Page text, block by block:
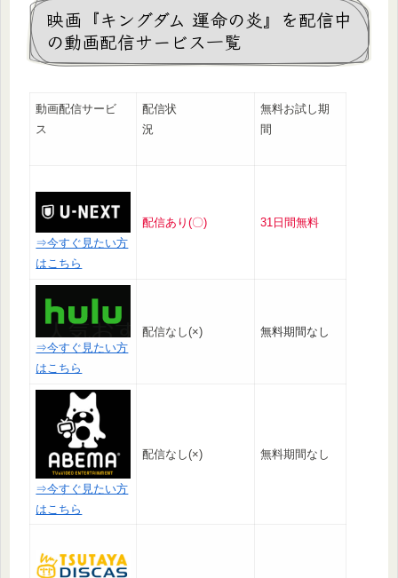
映画『キングダム 運命の炎』を配信中
の動画配信サービス一覧
動画配信サービ
ス
配信状
況
無料お試し期
間
⇒今すぐ見たい方
はこちら
配信あり(〇) 31日間無料
⇒今すぐ見たい方
はこちら
配信なし(×) 無料期間なし
⇒今すぐ見たい方
はこちら
配信なし(×) 無料期間なし